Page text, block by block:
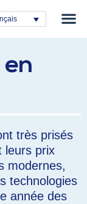
très prisés
leurs prix
modernes,
technologies
année des